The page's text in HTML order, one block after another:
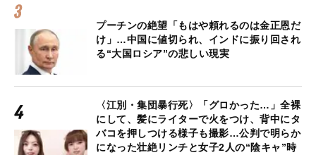
プーチンの絶望「もはや頼れるのは金正恩だ
け」…中国に値切られ、インドに振り回され
る“大国ロシア”の悲しい現実
〈江別・集団暴行死〉「グロかった…」全裸
にして、髪にライターで火をつけ、背中にタ
バコを押しつける様子も撮影…公判で明らか
になった壮絶リンチと女子2人の“陰キャ”時